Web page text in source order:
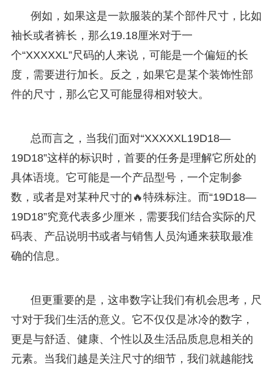
例如，如果这是一款服装的某个部件尺寸，比如
袖长或者裤长，那么19.18厘米对于一
个“XXXXXL”尺码的人来说，可能是一个偏短的长
度，需要进行加长。反之，如果它是某个装饰性部
件的尺寸，那么它又可能显得相对较大。
总而言之，当我们面对“XXXXXL19D18—
19D18”这样的标识时，首要的任务是理解它所处的
具体语境。它可能是一个产品型号，一个定制参
数，或者是对某种尺寸的🔥特殊标注。而“19D18—
19D18”究竟代表多少厘米，需要我们结合实际的尺
码表、产品说明书或者与销售人员沟通来获取最准
确的信息。
但更重要的是，这串数字让我们有机会思考，尺
寸对于我们生活的意义。它不仅仅是冰冷的数字，
更是与舒适、健康、个性以及生活品质息息相关的
元素。当我们越是关注尺寸的细节，我们就越能找